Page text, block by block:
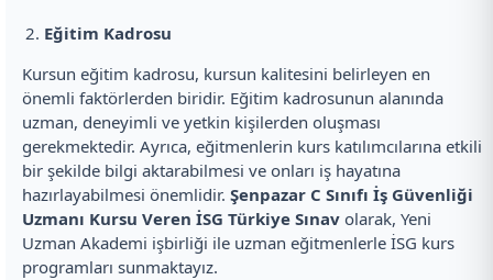
Eğitim Kadrosu
Kursun eğitim kadrosu, kursun kalitesini belirleyen en
önemli faktörlerden biridir. Eğitim kadrosunun alanında
uzman, deneyimli ve yetkin kişilerden oluşması
gerekmektedir. Ayrıca, eğitmenlerin kurs katılımcılarına etkili
bir şekilde bilgi aktarabilmesi ve onları iş hayatına
hazırlayabilmesi önemlidir. Şenpazar C Sınıfı İş Güvenliği
Uzmanı Kursu Veren İSG Türkiye Sınav olarak, Yeni
Uzman Akademi işbirliği ile uzman eğitmenlerle İSG kurs
programları sunmaktayız.